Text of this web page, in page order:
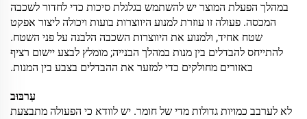
במהלך הפעלת המוצר יש להשתמש בגלגלת סיכות כדי לחדור לשכבה
המכסה. פעולה זו עוזרת למנוע היווצרות בועות ויכולה ליצור אפקט
שטח אחיד, ולמנוע את היווצרות השכבה הלבנה על פני השטח.
להתייחס להבדלים בין מנות במהלך הבנייה; מומלץ לבצע יישום רציף
באזורים מחולקים כדי למזער את ההבדלים בצבע בין המנות.
עִרבּוּב
לא לערבב כמויות גדולות מדי של חומר. יש לוודא כי הפעולה מתבצעת